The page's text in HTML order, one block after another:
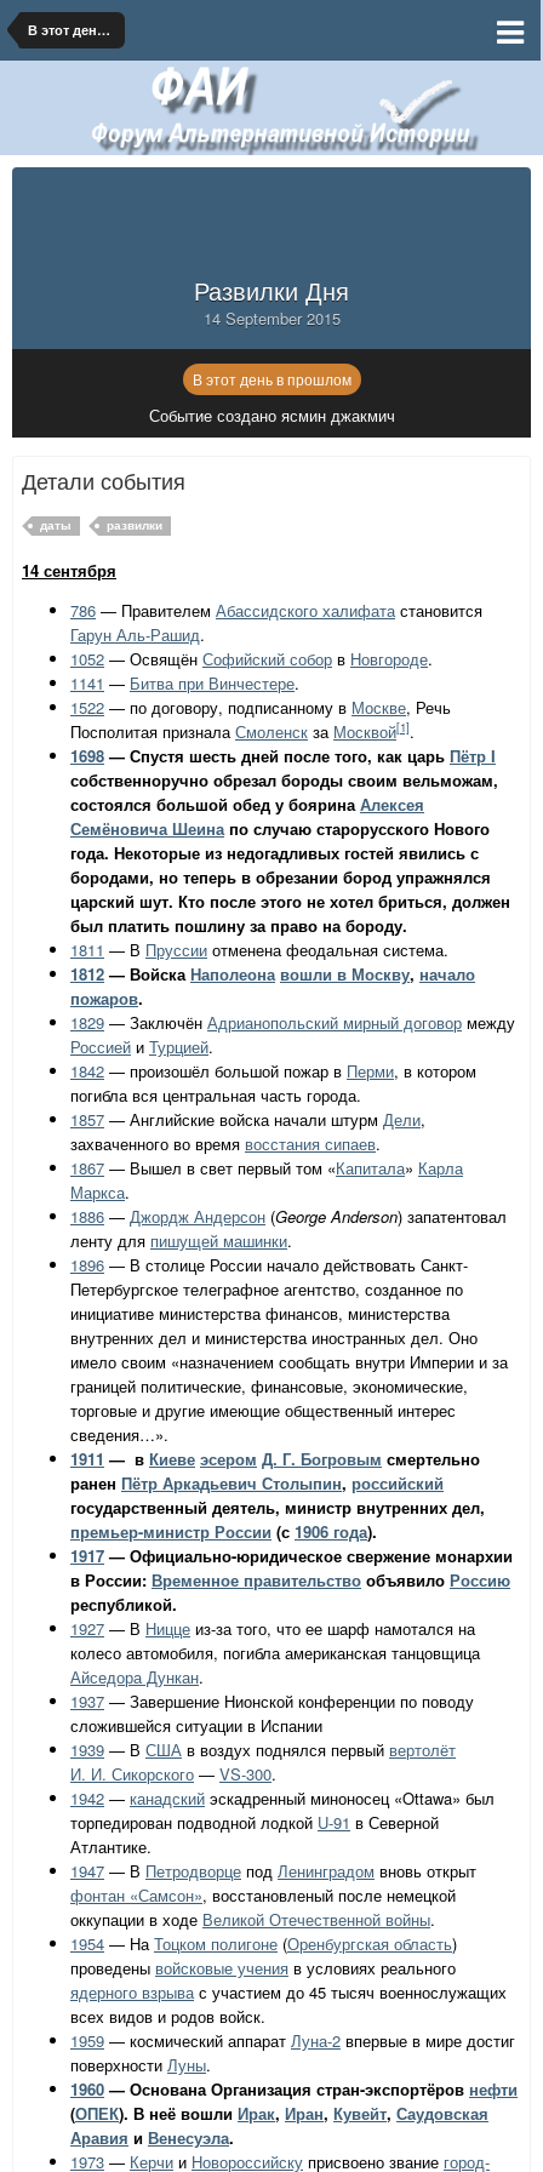
В этот день в прошлом
Развилки Дня
14 September 2015
В этот день в прошлом
Событие создано ясмин джакмич
Детали события
даты развилки
14 сентября
786 — Правителем Абассидского халифатастановится
Гарун Аль-Рашид.
1052 — Освящён Софийский собор в Новгороде.
1141 — Битва при Винчестере.
1522 — по договору, подписанному в Москве, Речь
Посполитая призналаСмоленск за Москвой[1].
1698 — Спустя шесть дней после того, как царь Пётр I
собственноручно обрезал бороды своим вельможам,
состоялся большой обед у бояринаАлексея
Семёновича Шеинапо случаю старорусского Нового
года. Некоторые из недогадливых гостей явились с
бородами, но теперь в обрезании бород упражнялся
царский шут. Кто после этого не хотел бриться, должен
был платить пошлину за право на бороду.
1811 — В Пруссии отменена феодальная система.
1812 — ВойскаНаполеона вошли в Москву, начало
пожаров.
1829 — Заключён Адрианопольский мирный договор между
Россией и Турцией.
1842 — произошёл большой пожар в Перми, в котором
погибла вся центральная часть города.
1857 — Английские войска начали штурм Дели,
захваченного во время восстания сипаев.
1867 — Вышел в свет первый том «Капитала» Карла
Маркса.
1886 — Джордж Андерсон (George Anderson) запатентовал
ленту для пишущей машинки.
1896 — В столице России начало действовать Санкт-
Петербургское телеграфное агентство, созданное по
инициативе министерства финансов, министерства
внутренних дел и министерства иностранных дел. Оно
имело своим «назначением сообщать внутри Империи и за
границей политические, финансовые, экономические,
торговые и другие имеющие общественный интерес
сведения…».
1911 — в Киеве эсером Д. Г. Богровым смертельно
ранен Пётр Аркадьевич Столыпин, российский
государственный деятель, министр внутренних дел,
премьер-министр России (с 1906 года).
1917 — Официально-юридическое свержение монархии
в России: Временное правительство объявило Россию
республикой.
1927 — В Ницце из-за того, что ее шарф намотался на
колесо автомобиля, погибла американская танцовщица
Айседора Дункан.
1937 — Завершение Нионской конференции по поводу
сложившейся ситуации в Испании
1939 — В США в воздух поднялся первый вертолёт
И. И. Сикорского — VS-300.
1942 — канадский эскадренный миноносец «Ottawa» был
торпедирован подводной лодкой U-91 в Северной
Атлантике.
1947 — В Петродворце под Ленинградом вновь открыт
фонтан «Самсон», восстановленый после немецкой
оккупации в ходе Великой Отечественной войны.
1954 — НаТоцком полигоне (Оренбургская область)
проведены войсковые учения в условиях реального
ядерного взрывас участием до 45 тысяч военнослужащих
всех видов и родов войск.
1959 — космический аппарат Луна-2 впервые в мире достиг
поверхности Луны.
1960 — Основана Организация стран-экспортёров нефти
(ОПЕК). В неё вошли Ирак, Иран, Кувейт, Саудовская
Аравия и Венесуэла.
1973 — Керчи и Новороссийску присвоено звание город-